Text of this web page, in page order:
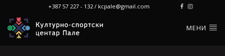
+387 57 227 - 132 / kcpale@gmail.com
МЕНИ